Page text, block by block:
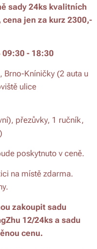
sady 24ks kvalitních
jen za kurz 2300,-
09:30 - 18:30
Brno-Kníničky (2 auta u
ulice
přezůvky, 1 ručník,
poskytnuto v ceně.
na místě zdarma.
zakoupit sadu
12/24ks a sadu
cenu.